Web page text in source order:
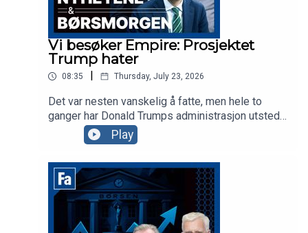
Vi besøker Empire: Prosjektet
Trump hater
08:35 Thursday, July 23, 2026
Det var nesten vanskelig å fatte, men hele to
ganger har Donald Trumps administrasjon utstedt
stoppordrer for det godkjente gigantprosjektet
innen havvind, Empire Wind utenfor New York.
Prosjekter tilhørende Ørsted og andre selskaper
ble også forsøkt stoppet, men hva er det som
irriterer presidenten? Vi drar til Brooklyn i New
York for å se på det som er et av Equinors største
prosjekter noensinne.
Play